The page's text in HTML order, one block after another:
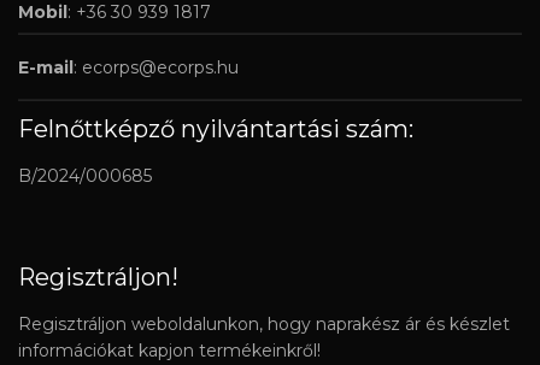
Mobil : +36 30 939 1817
E-mail : ecorps@ecorps.hu
Felnőttképző nyilvántartási szám:
B/2024/000685
Regisztráljon!
Regisztráljon weboldalunkon, hogy naprakész ár és készlet
információkat kapjon termékeinkről!